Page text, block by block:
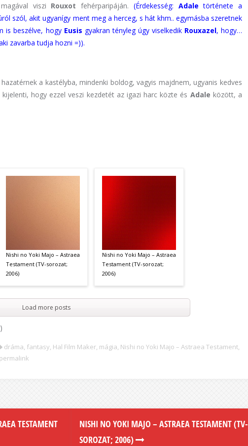
viszi Rouxotfehérparipáján. (Érdekesség: Adaletörténete a
szól, akit ugyanígy ment meg a herceg, s hát khm.. egymásba szeretnek
is beszélve, hogy Eusis gyakran tényleg úgy viselkedik Rouxazel, hogy…
zavarba tudja hozni =)).
a kastélyba, mindenki boldog, vagyis majdnem, ugyanis kedves
hogy ezzel veszi kezdetét az igazi harc közte és Adale között, a
Nishi no Yoki Majo – Astraea
Testament (TV-sorozat;
2006)
Nishi no Yoki Majo – Astraea
Testament (TV-sorozat;
2006)
Load more posts
dráma, fantasy, Hal Film Maker, mágia, Nishi no Yoki Majo – Astraea Testament,
permalink
TESTAMENT
NISHI NO YOKI MAJO – ASTRAEA TESTAMENT (TV-
SOROZAT; 2006)